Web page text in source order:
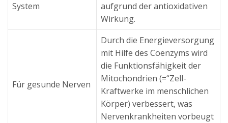
System
aufgrund der antioxidativen
Wirkung.
Für gesunde Nerven
Durch die Energieversorgung
mit Hilfe des Coenzyms wird
die Funktionsfähigkeit der
Mitochondrien (=“Zell-
Kraftwerke im menschlichen
Körper) verbessert, was
Nervenkrankheiten vorbeugt